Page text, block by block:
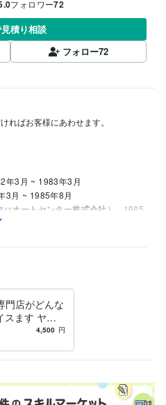
フォロワー72
積り相談
フォロー72
ればお客様にあわせます。
年3月 ~ 1983年3月
3月 ~ 1985年8月
オートセンター株式会社）
1985
: 1983年
年
年
年 : 1980年
ゼル・シャシ・二輪）
門店がどんな
スます ヤマ
が全面アドバ
4,500 円